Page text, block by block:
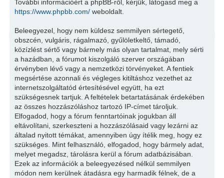
További információért a phpBB-ről, kérjük, látogasd meg a
https://www.phpbb.com/ weboldalt.
Beleegyezel, hogy nem küldesz semmilyen sértegető,
obszcén, vulgáris, rágalmazó, gyűlöletkeltő, támadó,
közízlést sértő vagy bármely más olyan tartalmat, mely sérti
a hazádban, a fórumot kiszolgáló szerver országában
érvényben lévő vagy a nemzetközi törvényeket. A fentiek
megsértése azonnali és végleges kitiltáshoz vezethet az
internetszolgáltatód értesítésével együtt, ha ezt
szükségesnek tartjuk. A feltételek betartatásának érdekében
az összes hozzászóláshoz tartozó IP-címet tároljuk.
Elfogadod, hogy a fórum fenntartóinak jogukban áll
eltávolítani, szerkeszteni a hozzászólásaid vagy lezárni az
általad nyitott témákat, amennyiben úgy ítélik meg, hogy ez
szükséges. Mint felhasználó, elfogadod, hogy bármely adat,
melyet megadsz, tárolásra kerül a fórum adatbázisában.
Ezek az információk a beleegyezésed nélkül semmilyen
módon nem kerülnek átadásra egy harmadik félnek, de a